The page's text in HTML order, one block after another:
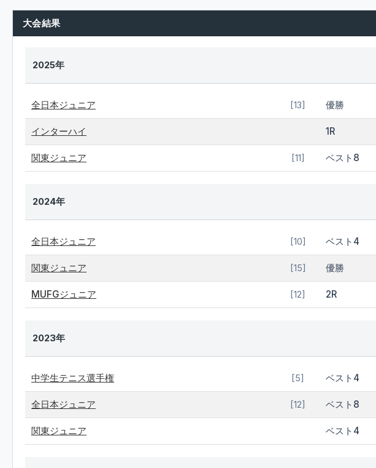
大会結果
2025年
全日本ジュニア [13] 優勝
インターハイ 1R
関東ジュニア [11] ベスト8
2024年
全日本ジュニア [10] ベスト4
関東ジュニア [15] 優勝
MUFGジュニア [12] 2R
2023年
中学生テニス選手権 [5] ベスト4
全日本ジュニア [12] ベスト8
関東ジュニア ベスト4